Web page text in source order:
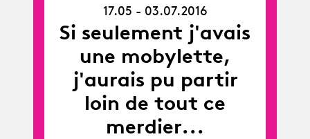
03.07.16
17.05 - 03.07.2016
Si seulement j'avais
une mobylette,
j'aurais pu partir
loin de tout ce
merdier...